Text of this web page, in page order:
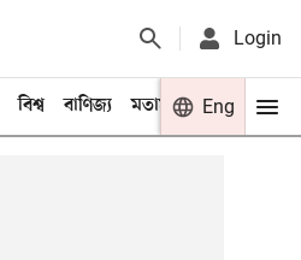
Login
বিশ্ব বাণিজ্য মতামত খেলা
Eng